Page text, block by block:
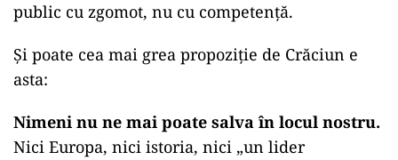
public cu zgomot, nu cu competență.
Și poate cea mai grea propoziție de Crăciun e
asta:
Nimeni nu ne mai poate salva în locul nostru.
Nici Europa, nici istoria, nici „un lider